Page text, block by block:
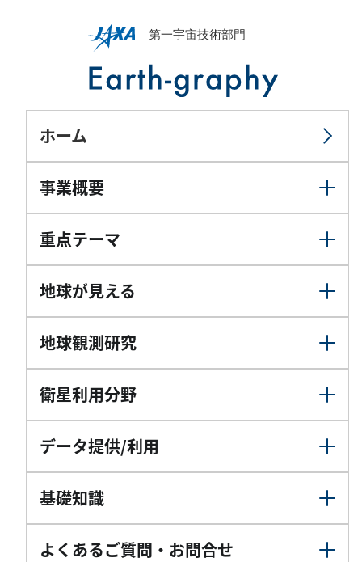
ホーム
事業概要
重点テーマ
地球が見える
地球観測研究
衛星利用分野
データ提供/利用
基礎知識
よくあるご質問・お問合せ